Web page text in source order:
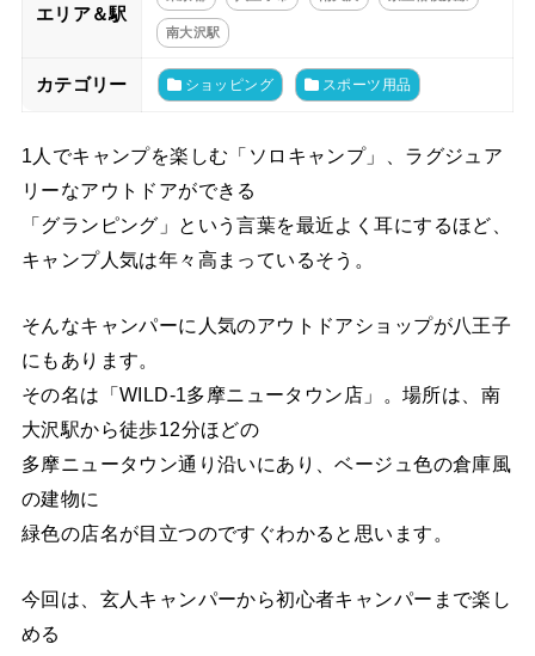
エリア＆駅
南大沢駅
カテゴリー ショッピング スポーツ用品
1人でキャンプを楽しむ「ソロキャンプ」、ラグジュア
リーなアウトドアができる
「グランピング」という言葉を最近よく耳にするほど、
キャンプ人気は年々高まっているそう。
そんなキャンパーに人気のアウトドアショップが八王子
にもあります。
その名は「WILD-1多摩ニュータウン店」。場所は、南
大沢駅から徒歩12分ほどの
多摩ニュータウン通り沿いにあり、ベージュ色の倉庫風
の建物に
緑色の店名が目立つのですぐわかると思います。
今回は、玄人キャンパーから初心者キャンパーまで楽し
める